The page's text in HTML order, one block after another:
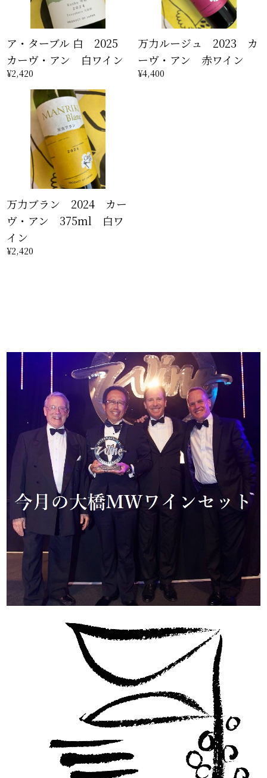
ア・ターブル 白 2025
カーヴ・アン 白ワイン
¥2,420
万力ルージュ 2023 カ
ーヴ・アン 赤ワイン
¥4,400
万力ブラン 2024 カー
ヴ・アン 375ml 白ワ
イン
¥2,420